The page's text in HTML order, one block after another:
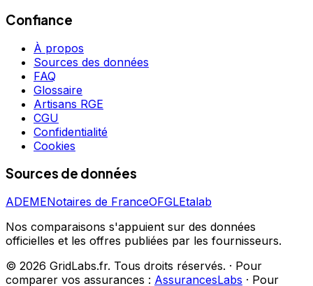
Confiance
À propos
Sources des données
FAQ
Glossaire
Artisans RGE
CGU
Confidentialité
Cookies
Sources de données
ADEMENotaires de FranceOFGLEtalab
Nos comparaisons s'appuient sur des données
officielles et les offres publiées par les fournisseurs.
© 2026 GridLabs.fr. Tous droits réservés. · Pour
comparer vos assurances : AssurancesLabs · Pour